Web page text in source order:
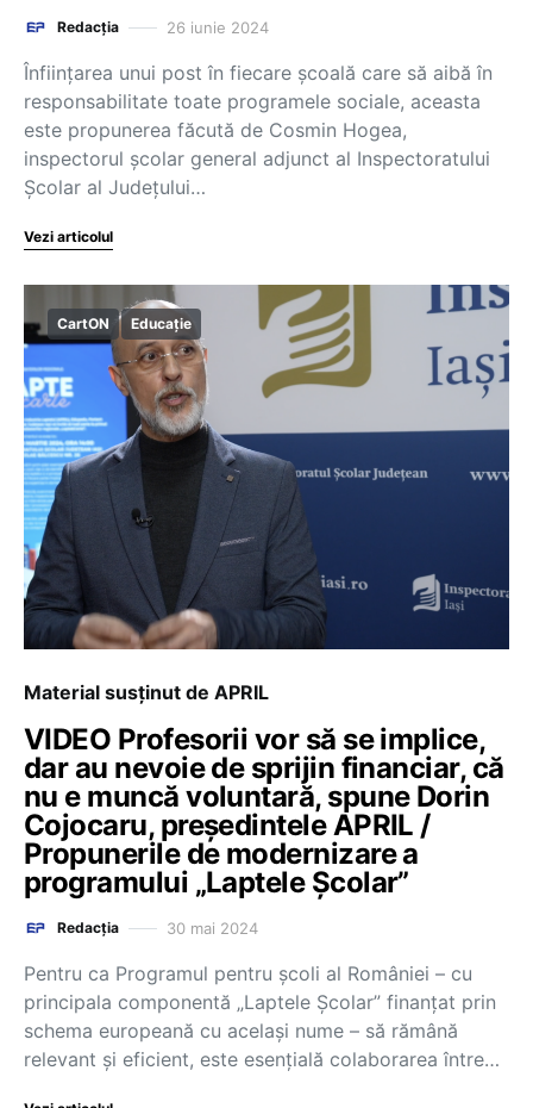
Redacția 26 iunie 2024
Înființarea unui post în fiecare școală care să aibă în
responsabilitate toate programele sociale, aceasta
este propunerea făcută de Cosmin Hogea,
inspectorul școlar general adjunct al Inspectoratului
Școlar al Județului…
Vezi articolul
CartON Educație
Material susținut de APRIL
VIDEO Profesorii vor să se implice,
dar au nevoie de sprijin financiar, că
nu e muncă voluntară, spune Dorin
Cojocaru, președintele APRIL /
Propunerile de modernizare a
programului „Laptele Școlar”
Redacția 30 mai 2024
Pentru ca Programul pentru școli al României – cu
principala componentă „Laptele Școlar” finanțat prin
schema europeană cu același nume – să rămână
relevant și eficient, este esențială colaborarea între…